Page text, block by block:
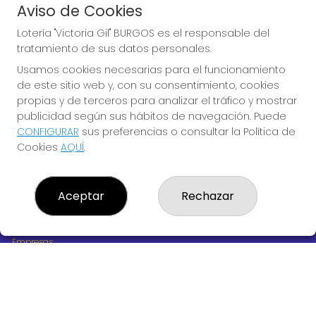
La de la Antigua de
Gamonal
¿Quiénes somos?
Comprar lotería
Resultados
Empresas
Aviso de Cookies
Lotería "Victoria Gil" BURGOS es el responsable del
tratamiento de sus datos personales.
Usamos cookies necesarias para el funcionamiento
de este sitio web y, con su consentimiento, cookies
propias y de terceros para analizar el tráfico y mostrar
publicidad según sus hábitos de navegación. Puede
CONFIGURAR sus preferencias o consultar la Política de
Cookies AQUÍ.
Aceptar Rechazar